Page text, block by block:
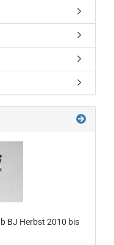
BJ Herbst 2010 bis